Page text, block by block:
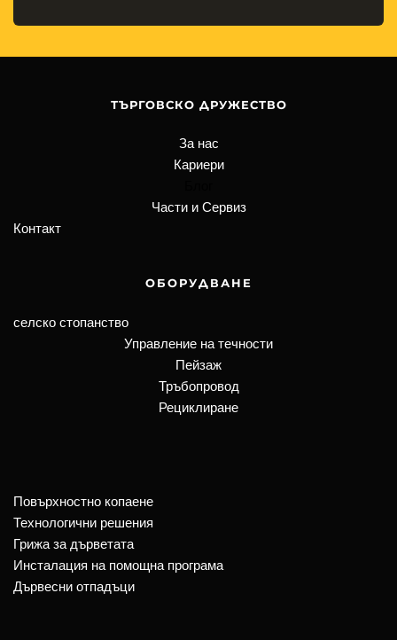
ТЪРГОВСКО ДРУЖЕСТВО
За нас
Кариери
Части и Сервиз
Контакт
ОБОРУДВАНЕ
селско стопанство
Управление на течности
Пейзаж
Тръбопровод
Рециклиране
Повърхностно копаене
Технологични решения
Грижа за дърветата
Инсталация на помощна програма
Дървесни отпадъци